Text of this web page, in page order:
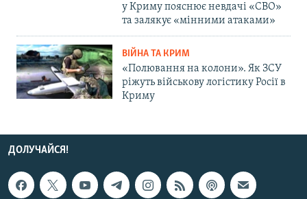
у Криму пояснює невдачі «СВО»
та залякує «мінними атаками»
ВІЙНА ТА КРИМ
«Полювання на колони». Як ЗСУ
ріжуть військову логістику Росії в
Криму
ДОЛУЧАЙСЯ!